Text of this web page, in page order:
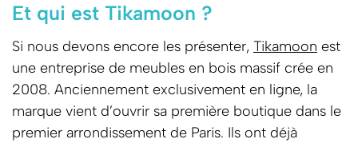
Et qui est Tikamoon ?
Si nous devons encore les présenter, Tikamoon est
une entreprise de meubles en bois massif crée en
2008. Anciennement exclusivement en ligne, la
marque vient d’ouvrir sa première boutique dans le
premier arrondissement de Paris. Ils ont déjà